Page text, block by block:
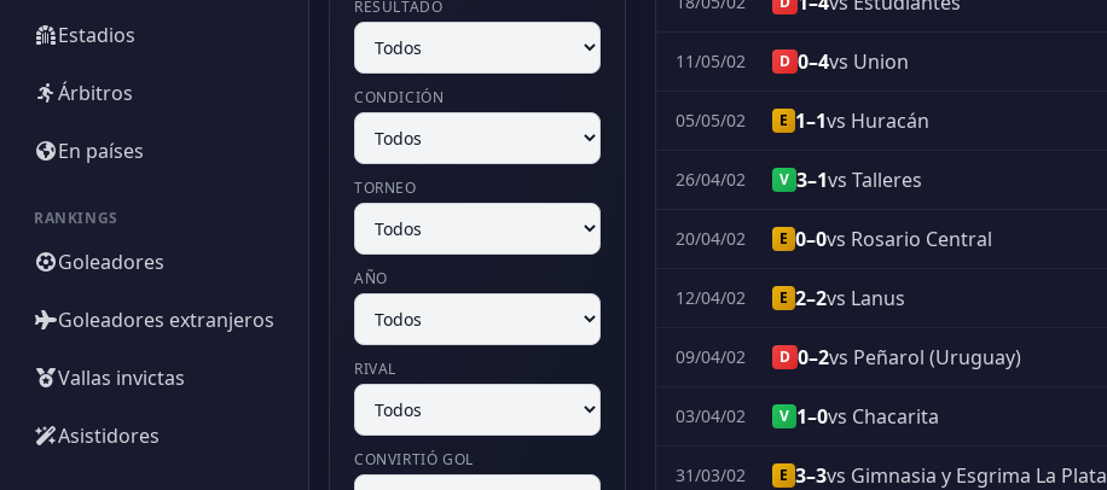
Estadios
Árbitros
En países
RANKINGS
Goleadores
Goleadores extranjeros
Vallas invictas
Asistidores
RESULTADO
CONDICIÓN
TORNEO
AÑO
RIVAL
CONVIRTIÓ GOL
11/05/02 D 0–4vs Union
05/05/02 E 1–1vs Huracán
26/04/02 V 3–1vs Talleres
20/04/02 E 0–0vs Rosario Central
12/04/02 E 2–2vs Lanus
09/04/02 D 0–2vs Peñarol (Uruguay)
03/04/02 V 1–0vs Chacarita
31/03/02 E 3–3vs Gimnasia y Esgrima La Plata